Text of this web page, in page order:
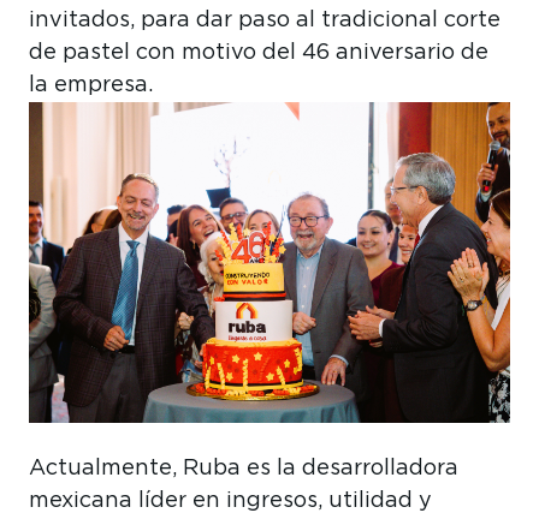
invitados, para dar paso al tradicional corte
de pastel con motivo del 46 aniversario de
la empresa.
Actualmente, Ruba es la desarrolladora
mexicana líder en ingresos, utilidad y